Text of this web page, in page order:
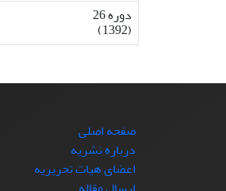
دوره 26
(1392)
صفحه اصلی
درباره نشریه
اعضای هیات تحریریه